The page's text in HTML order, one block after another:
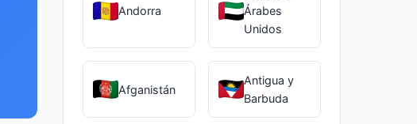
Andorra
Árabes
Unidos
Afganistán
Antigua y
Barbuda